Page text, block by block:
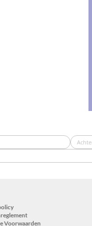
Voorwaarden